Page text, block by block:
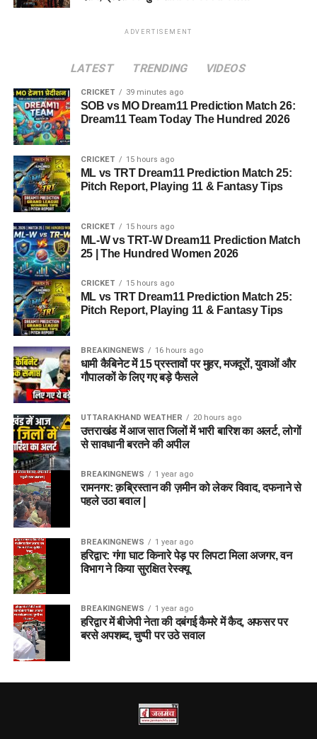
ADVERTISEMENT
LATEST TRENDING VIDEOS
CRICKET 39 minutes ago
SOB vs MO Dream11 Prediction Match 26:
Dream11 Team Today The Hundred 2026
CRICKET 15 hours ago
ML vs TRT Dream11 Prediction Match 25:
Pitch Report, Playing 11 & Fantasy Tips
CRICKET 15 hours ago
ML-W vs TRT-W Dream11 Prediction Match
25 | The Hundred Women 2026
CRICKET 15 hours ago
ML vs TRT Dream11 Prediction Match 25:
Pitch Report, Playing 11 & Fantasy Tips
BREAKINGNEWS 16 hours ago
धामी कैबिनेट में 15 प्रस्तावों पर मुहर, मजदूरों, युवाओं और
गौपालकों के लिए गए बड़े फैसले
UTTARAKHAND WEATHER 20 hours ago
उत्तराखंड में आज सात जिलों में भारी बारिश का अलर्ट, लोगों
से सावधानी बरतने की अपील
BREAKINGNEWS 1 year ago
रामनगर: क़ब्रिस्तान की ज़मीन को लेकर विवाद, दफनाने से
पहले उठा बवाल |
BREAKINGNEWS 1 year ago
हरिद्वार: गंगा घाट किनारे पेड़ पर लिपटा मिला अजगर, वन
विभाग ने किया सुरक्षित रेस्क्यू
BREAKINGNEWS 1 year ago
हरिद्वार में बीजेपी नेता की दबंगई कैमरे में कैद, अफसर पर
बरसे अपशब्द, चुप्पी पर उठे सवाल